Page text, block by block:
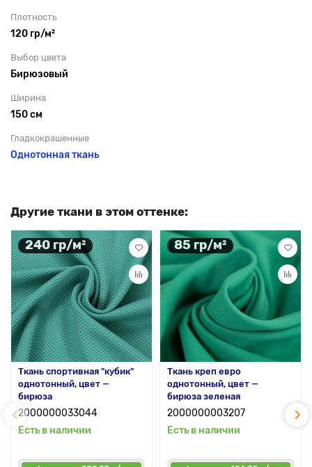
Плотность
120 гр/м²
Выбор цвета
Бирюзовый
Ширина
150 см
Гладкокрашенные
Однотонная ткань
Другие ткани в этом оттенке:
240 гр/м²
Ткань спортивная "кубик"
однотонный, цвет —
бирюза
2000000033044
Есть в наличии
85 гр/м²
Ткань креп евро
однотонный, цвет —
бирюза зеленая
2000000003207
Есть в наличии